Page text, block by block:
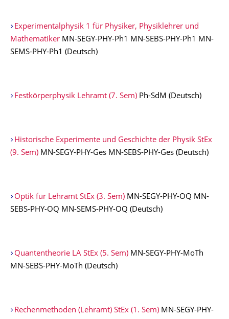
Experimentalphysik 1 für Physiker, Physiklehrer und
Mathematiker MN-SEGY-PHY-Ph1 MN-SEBS-PHY-Ph1 MN-
SEMS-PHY-Ph1 (Deutsch)
Festkörperphysik Lehramt (7. Sem) Ph-SdM (Deutsch)
Historische Experimente und Geschichte der Physik StEx
(9. Sem) MN-SEGY-PHY-Ges MN-SEBS-PHY-Ges (Deutsch)
Optik für Lehramt StEx (3. Sem) MN-SEGY-PHY-OQ MN-
SEBS-PHY-OQ MN-SEMS-PHY-OQ (Deutsch)
Quantentheorie LA StEx (5. Sem) MN-SEGY-PHY-MoTh
MN-SEBS-PHY-MoTh (Deutsch)
Rechenmethoden (Lehramt) StEx (1. Sem) MN-SEGY-PHY-